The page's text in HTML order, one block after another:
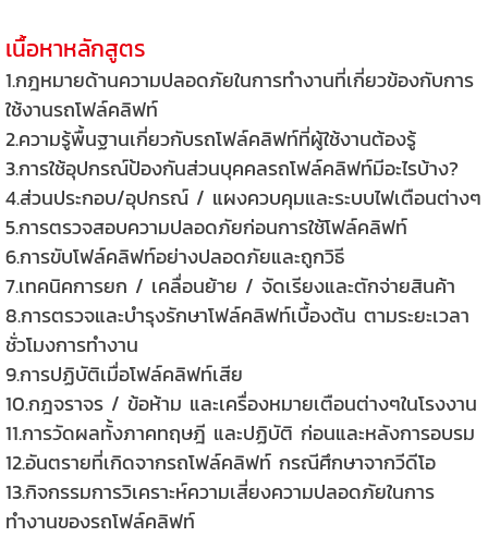
เนื้อหาหลักสูตร
1.กฎหมายด้านความปลอดภัยในการทำงานที่เกี่ยวข้องกับการ
ใช้งานรถโฟล์คลิฟท์
2.ความรู้พื้นฐานเกี่ยวกับรถโฟล์คลิฟท์ที่ผู้ใช้งานต้องรู้
3.การใช้อุปกรณ์ป้องกันส่วนบุคคลรถโฟล์คลิฟท์มีอะไรบ้าง?
4.ส่วนประกอบ/อุปกรณ์ / แผงควบคุมและระบบไฟเตือนต่างๆ
5.การตรวจสอบความปลอดภัยก่อนการใช้โฟล์คลิฟท์
6.การขับโฟล์คลิฟท์อย่างปลอดภัยและถูกวิธี
7.เทคนิคการยก / เคลื่อนย้าย / จัดเรียงและตักจ่ายสินค้า
8.การตรวจและบำรุงรักษาโฟล์คลิฟท์เบื้องต้น ตามระยะเวลา
ชั่วโมงการทำงาน
9.การปฏิบัติเมื่อโฟล์คลิฟท์เสีย
10.กฎจราจร / ข้อห้าม และเครื่องหมายเตือนต่างๆในโรงงาน
11.การวัดผลทั้งภาคทฤษฎี และปฏิบัติ ก่อนและหลังการอบรม
12.อันตรายที่เกิดจากรถโฟล์คลิฟท์ กรณีศึกษาจากวีดีโอ
13.กิจกรรมการวิเคราะห์ความเสี่ยงความปลอดภัยในการ
ทำงานของรถโฟล์คลิฟท์